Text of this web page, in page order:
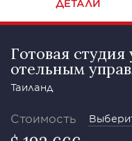
ДЕТАЛИ
Готовая
отельным
Таиланд
Стоимость